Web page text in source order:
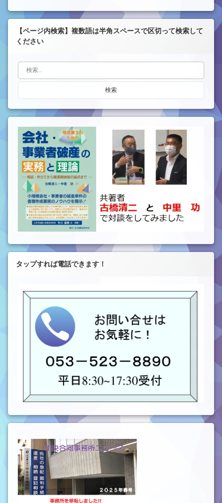
【ページ内検索】複数語は半角スペースで区切って検索して
ください
検索:
タップすれば電話できます！